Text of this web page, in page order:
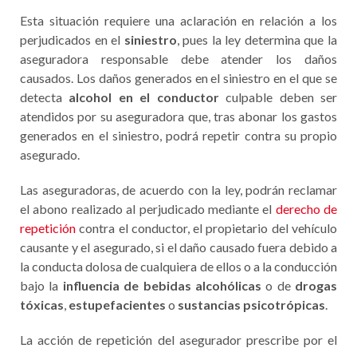
Esta situación requiere una aclaración en relación a los
perjudicados en el siniestro, pues la ley determina que la
aseguradora responsable debe atender los daños
causados. Los daños generados en el siniestro en el que se
detecta alcohol en el conductorculpable deben ser
atendidos por su aseguradora que, tras abonar los gastos
generados en el siniestro, podrá repetir contra su propio
asegurado.
Las aseguradoras, de acuerdo con la ley, podrán reclamar
el abono realizado al perjudicado mediante el derecho de
repetición contra el conductor, el propietario del vehículo
causante y el asegurado, si el daño causado fuera debido a
la conducta dolosa de cualquiera de ellos o a la conducción
bajo la influencia de bebidas alcohólicas o de drogas
tóxicas, estupefacientes o sustancias psicotrópicas.
La acción de repetición del asegurador prescribe por el